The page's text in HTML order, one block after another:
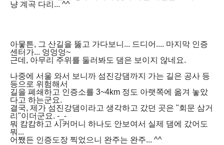
냥 계곡 다리... ^^
아뭏튼, 그 산길을 뚫고 가다보니... 드디어.... 마지막 인증
센터가... 엉엉엉~
근데, 아무리 주위를 둘러봐도 댐은 보이지 않네요.
나중에 서울 와서 보니까 섬진강댐까지 가는 길은 공사 등
등으로 위험해서
길을 폐쇄하고 인증소를 3~4km 정도 아랫쪽에 옮겨 놓았
다고 하는군요.
결국, 제가 섬진강댐이라고 생각하고 갔던 곳은 "회문 삼거
리"이더군요. -_-
뭐 캄캄하고 시커머니 하나도 안보여서 실제 댐에 갔어도
뭐...
어쨌든 인증도장 찍었으니 완주는 완주... ^^